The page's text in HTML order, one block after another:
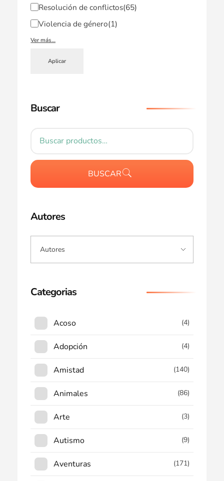
Resolución de conflictos(65)
Violencia de género(1)
Ver más…
Aplicar
Buscar
BUSCAR
Autores
Categorias
Acoso (4)
Adopción (4)
Amistad (140)
Animales (86)
Arte (3)
Autismo (9)
Aventuras (171)